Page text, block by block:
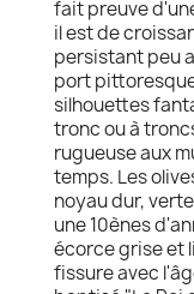
fait preuve
il est de
persistant peu
port
silhouettes
tronc ou à
rugueuse aux
temps. Les
noyau dur,
une 10ènes
écorce grise et
fissure avec